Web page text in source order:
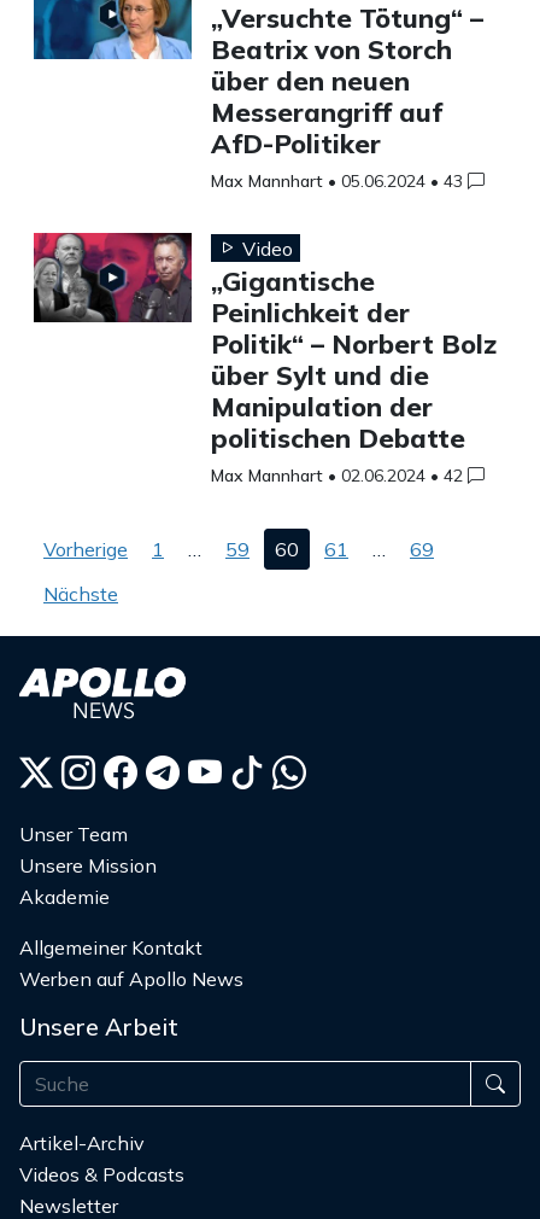
„Versuchte Tötung“ –
Beatrix von Storch
über den neuen
Messerangriff auf
AfD-Politiker
Max Mannhart • 05.06.2024 • 43
Video
„Gigantische
Peinlichkeit der
Politik“ – Norbert Bolz
über Sylt und die
Manipulation der
politischen Debatte
Max Mannhart • 02.06.2024 • 42
Seitennummerierung
der
Beiträge
Vorherige 1 … 59 60 61 …
69
Nächste
Unser Team
Unsere Mission
Akademie
Allgemeiner Kontakt
Werben auf Apollo News
Unsere Arbeit
Artikel-Archiv
Videos & Podcasts
Newsletter